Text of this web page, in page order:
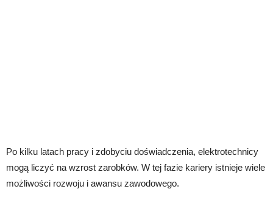
Po kilku latach pracy i zdobyciu doświadczenia, elektrotechnicy
mogą liczyć na wzrost zarobków. W tej fazie kariery istnieje wiele
możliwości rozwoju i awansu zawodowego.